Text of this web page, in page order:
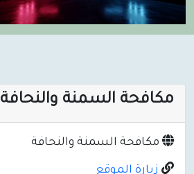
مكافحة السمنة والنحافة
مكافحة السمنة والنحافة
زيارة الموقع